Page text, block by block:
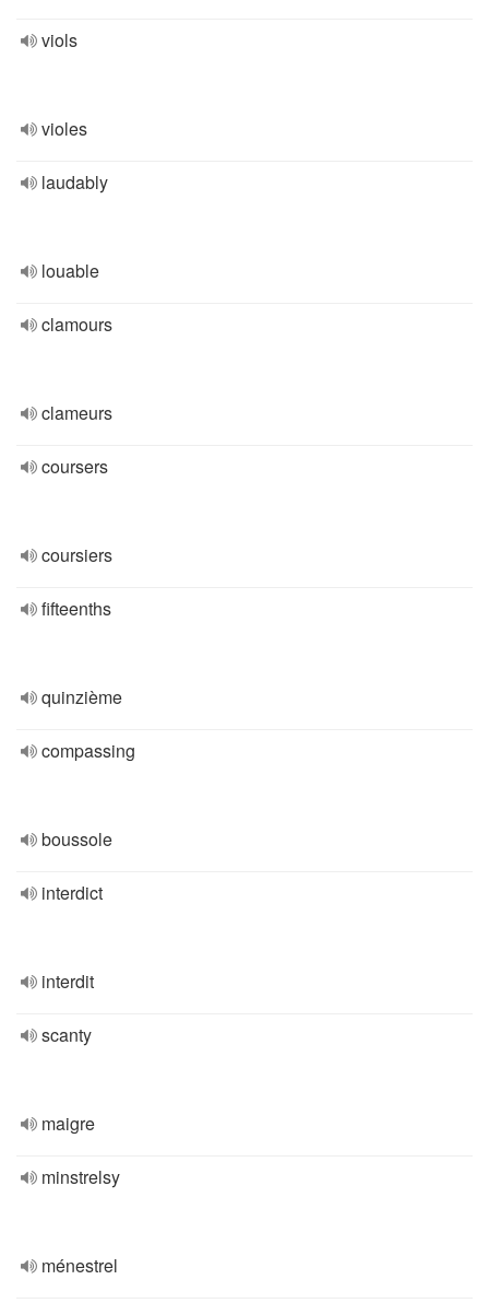
viols
violes
laudably
louable
clamours
clameurs
coursers
coursiers
fifteenths
quinzième
compassing
boussole
interdict
interdit
scanty
maigre
minstrelsy
ménestrel